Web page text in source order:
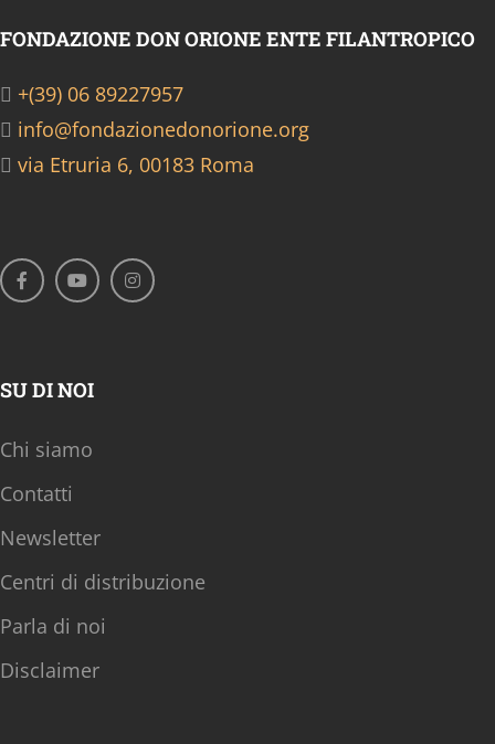
FONDAZIONE DON ORIONE ENTE FILANTROPICO
+(39) 06 89227957
info@fondazionedonorione.org
via Etruria 6, 00183 Roma
SU DI NOI
Chi siamo
Contatti
Newsletter
Centri di distribuzione
Parla di noi
Disclaimer